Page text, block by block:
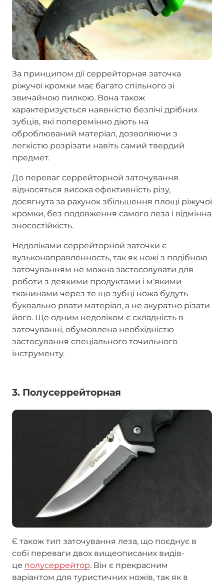
За принципом дії серрейторная заточка
ріжучої кромки має багато спільного зі
звичайною пилкою. Вона також
характеризується наявністю безлічі дрібних
зубців, які поперемінно діють на
оброблюваний матеріал, дозволяючи з
легкістю розрізати навіть самий твердий
предмет.
До переваг серрейторной заточування
відносяться висока ефективність різу,
досягнута за рахунок збільшення площі ріжучої
кромки, без подовження самого леза і відмінна
зносостійкість.
Недоліками серрейторной заточки є
вузьконаправленность, так як ножі з подібною
заточуванням не можна застосовувати для
роботи з деякими продуктами і м'якими
тканинами через те що зубці ножа будуть
буквально рвати матеріал, а не акуратно різати
його. Ще одним недоліком є складність в
заточуванні, обумовлена необхідністю
застосування спеціального точильного
інструменту.
3. Полусеррейторная
Є також тип заточування леза, що поєднує в
собі переваги двох вищеописаних видів-
це полусеррейтор. Він є прекрасним
варіантом для туристичних ножів, так як в